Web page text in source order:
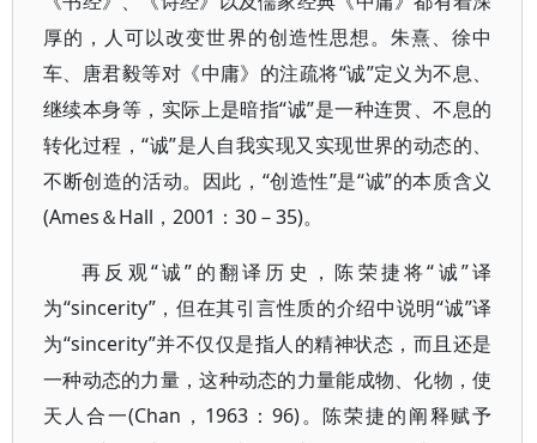
厚的，人可以改变世界的创造性思想。朱熹、徐中
车、唐君毅等对《中庸》的注疏将“诚”定义为不息、
继续本身等，实际上是暗指“诚”是一种连贯、不息的
转化过程，“诚”是人自我实现又实现世界的动态的、
不断创造的活动。因此，“创造性”是“诚”的本质含义
(Ames＆Hall，2001：30－35)。
再反观“诚”的翻译历史，陈荣捷将“诚”译
为“sincerity”，但在其引言性质的介绍中说明“诚”译
为“sincerity”并不仅仅是指人的精神状态，而且还是
一种动态的力量，这种动态的力量能成物、化物，使
天人合一(Chan，1963：96)。陈荣捷的阐释赋予